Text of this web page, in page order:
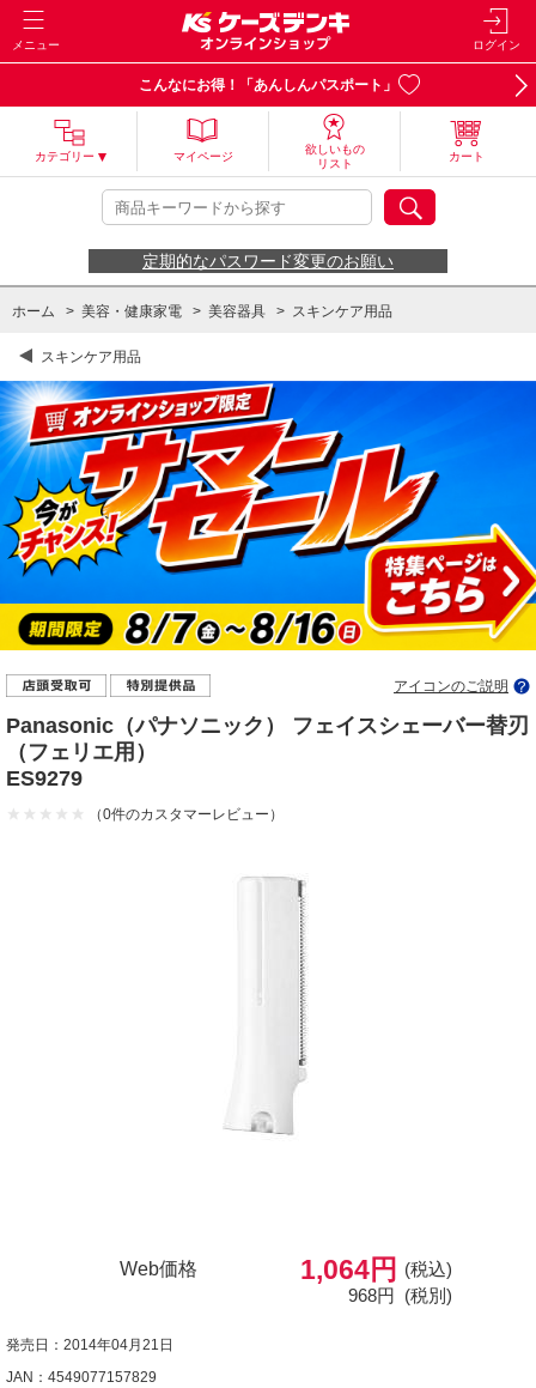
メニュー ログイン
こんなにお得！「あんしんパスポート」
カテゴリー マイページ
欲しいもの
リスト
カート
定期的なパスワード変更のお願い
ホーム > 美容・健康家電 > 美容器具 > スキンケア用品
スキンケア用品
アイコンのご説明
Panasonic（パナソニック） フェイスシェーバー替刃
（フェリエ用）
ES9279
（0件のカスタマーレビュー）
Web価格 1,064円
(税込)
968円 (税別)
発売日：2014年04月21日
JAN：4549077157829